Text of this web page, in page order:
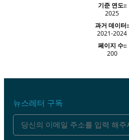
기준 연도::
2025
과거 데이터::
2021-2024
페이지 수::
200
뉴스레터 구독